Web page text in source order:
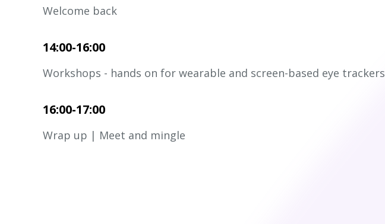
Welcome back
14:00-16:00
Workshops - hands on for wearable and screen-based eye trackers
16:00-17:00
Wrap up | Meet and mingle